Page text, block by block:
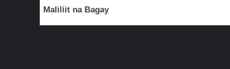
Maliliit na Bagay